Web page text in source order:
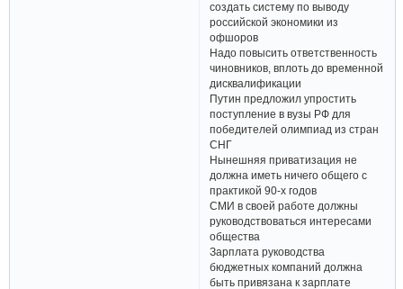
создать систему по выводу
российской экономики из
офшоров
Надо повысить ответственность
чиновников, вплоть до временной
дисквалификации
Путин предложил упростить
поступление в вузы РФ для
победителей олимпиад из стран
СНГ
Нынешняя приватизация не
должна иметь ничего общего с
практикой 90-х годов
СМИ в своей работе должны
руководствоваться интересами
общества
Зарплата руководства
бюджетных компаний должна
быть привязана к зарплате